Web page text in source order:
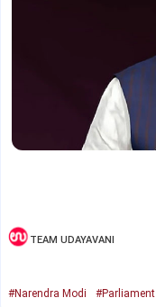
TEAM UDAYAVANI
#Narendra Modi #Parliament